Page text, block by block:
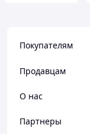
Покупателям
Продавцам
О нас
Партнеры